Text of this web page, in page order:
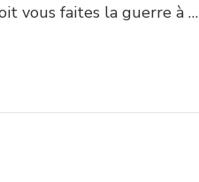
vous faites la guerre à …